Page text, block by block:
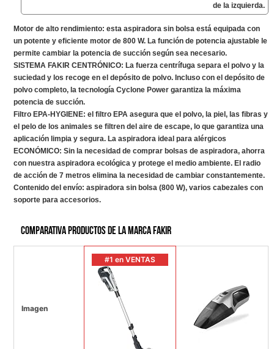
de la izquierda.
Motor de alto rendimiento: esta aspiradora sin bolsa está equipada con
un potente y eficiente motor de 800 W. La función de potencia ajustable le
permite cambiar la potencia de succión según sea necesario.
SISTEMA FAKIR CENTRÓNICO: La fuerza centrífuga separa el polvo y la
suciedad y los recoge en el depósito de polvo. Incluso con el depósito de
polvo completo, la tecnología Cyclone Power garantiza la máxima
potencia de succión.
Filtro EPA-HYGIENE: el filtro EPA asegura que el polvo, la piel, las fibras y
el pelo de los animales se filtren del aire de escape, lo que garantiza una
aplicación limpia y segura. La aspiradora ideal para alérgicos
ECONÓMICO: Sin la necesidad de comprar bolsas de aspiradora, ahorra
con nuestra aspiradora ecológica y protege el medio ambiente. El radio
de acción de 7 metros elimina la necesidad de cambiar constantemente.
Contenido del envío: aspiradora sin bolsa (800 W), varios cabezales con
soporte para accesorios.
Comparativa productos de la marca Fakir
Imagen
#1 en VENTAS